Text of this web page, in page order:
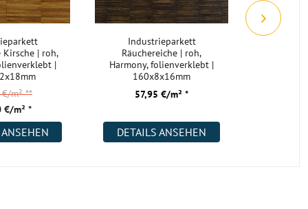
Kirsche | roh,
|
€/m² *
€/m²**
Industrieparkett
Räuchereiche | roh,
Harmony, folienverklebt |
160x8x16mm
57,95 €/m² *
DETAILS ANSEHEN